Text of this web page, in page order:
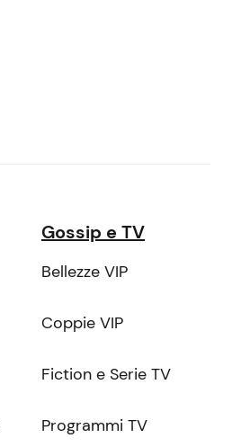
Gossip e TV
Bellezze VIP
Coppie VIP
Fiction e Serie TV
Programmi TV